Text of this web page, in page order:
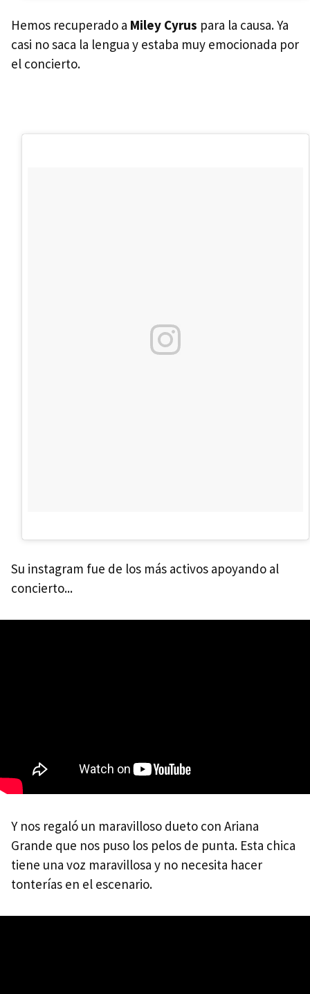
Hemos recuperado a Miley Cyrus para la causa. Ya
casi no saca la lengua y estaba muy emocionada por
el concierto.
Su instagram fue de los más activos apoyando al
concierto...
Y nos regaló un maravilloso dueto con Ariana
Grande que nos puso los pelos de punta. Esta chica
tiene una voz maravillosa y no necesita hacer
tonterías en el escenario.